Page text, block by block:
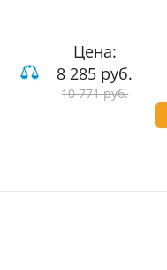
(LED)
Цена:
8 285 руб.
10 771 руб.